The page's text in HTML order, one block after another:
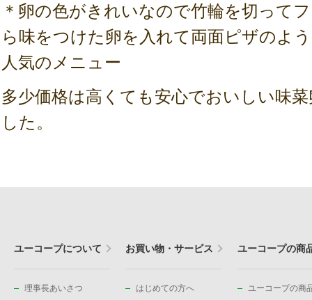
＊卵の色がきれいなので竹輪を切って
ら味をつけた卵を入れて両面ピザのよ
人気のメニュー
多少価格は高くても安心でおいしい味
した。
ユーコープについて
理事長あいさつ
お買い物・サービス
はじめての方へ
ユーコープの商
ユーコープの商